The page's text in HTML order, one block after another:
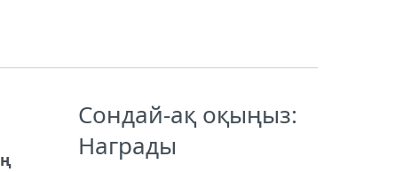
Сондай-ақ оқыңыз:
Награды